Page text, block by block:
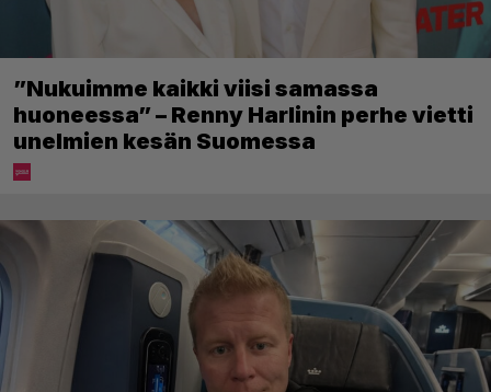
”Nukuimme kaikki viisi samassa
huoneessa” – Renny Harlinin perhe vietti
unelmien kesän Suomessa